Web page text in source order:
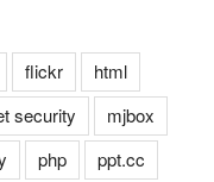
flickr
html
security
mjbox
php
ppt.cc